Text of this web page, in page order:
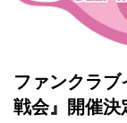
ファンクラ
戦会』開催決